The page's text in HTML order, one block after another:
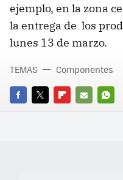
ejemplo, en la zona
la entrega de los
lunes 13 de marzo.
FACEBOOK
TWITTERFLIPBOARD
E-
TEMAS Componentes